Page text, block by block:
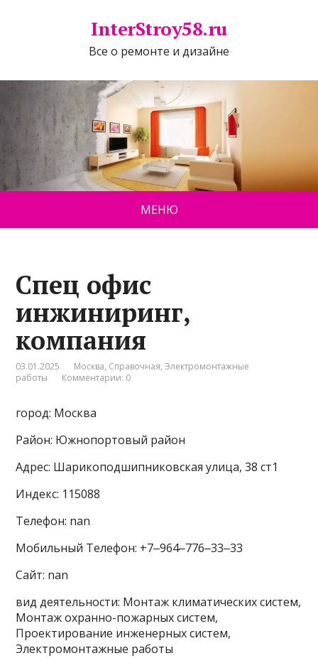
InterStroy58.ru
Все о ремонте и дизайне
МЕНЮ
Спец офис
инжиниринг,
компания
03.01.2025 Москва, Справочная,Электромонтажные
работы
Комментарии: 0
город: Москва
Район: Южнопортовый район
Адрес: Шарикоподшипниковская улица, 38 ст1
Индекс: 115088
Телефон: nan
Мобильный Телефон: +7‒964‒776‒33‒33
Сайт: nan
вид деятельности: Монтаж климатических систем,
Монтаж охранно-пожарных систем,
Проектирование инженерных систем,
Электромонтажные работы